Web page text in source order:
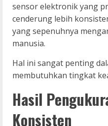
sensor elektronik yang
cenderung lebih
yang sepenuhnya
manusia.
Hal ini sangat penting
membutuhkan tingkat
Hasil
Konsisten